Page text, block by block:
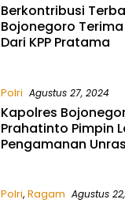
Berkontribusi
Bojonegoro
Dari KPP Pratama
Polri Agustus 27, 2024
Kapolres
Prahatinto Pimpin
Pengamanan
Polri, Ragam Agustus